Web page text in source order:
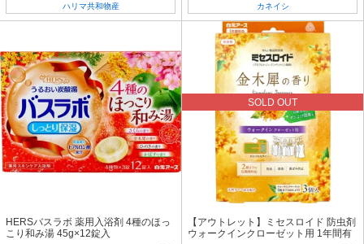
ハリマ共和物産 カネイシ
HERSバスラボ 薬用入浴剤 4種のほっ
こり和み湯 45g×12錠入
SOLD OUT
【アウトレット】ミセスロイド 防虫剤
ウォークインクローゼット用 1年間有